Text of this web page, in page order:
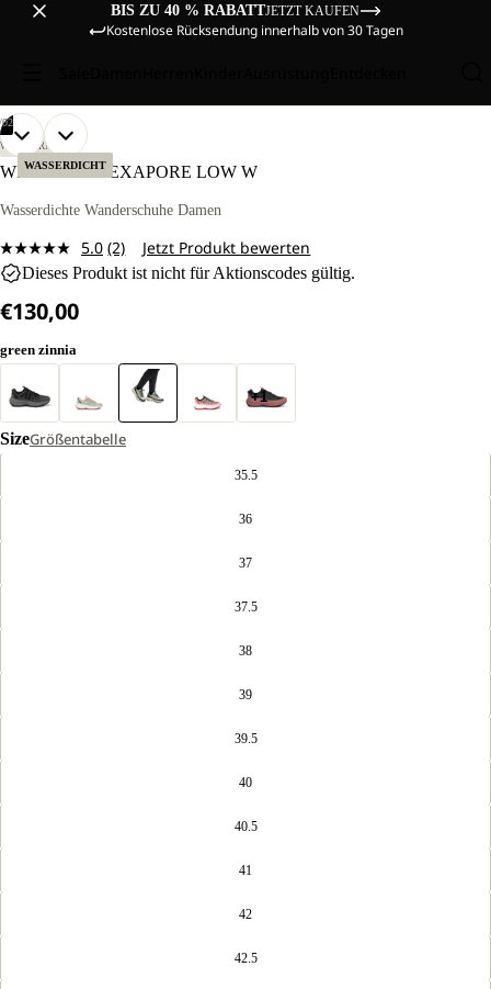
BIS ZU 40 % RABATTJETZT KAUFEN
Kostenlose Rücksendung innerhalb von 30 Tagen
WASSERDICHT
02
BILD
IM
ÖFFNEN
BILD
IM
ÖFFNEN
WANDERN
WILD HIKE TEXAPORE LOW W
Wasserdichte Wanderschuhe Damen
5.0 2
Bewertungen
Seite.
(2) Jetzt Produkt bewerten
Dieses Produkt ist nicht für Aktionscodes gültig.
€130,00
green zinnia
+1
SizeGrößentabelle
35.5
36
37
37.5
38
39
39.5
40
40.5
41
42
42.5